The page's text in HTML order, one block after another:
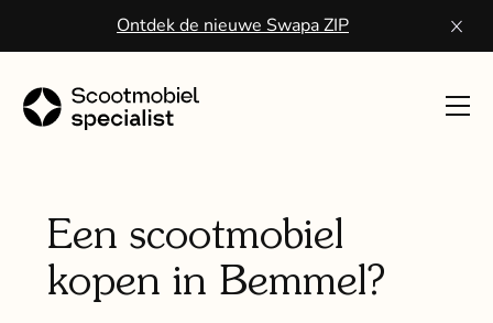
Ontdek de nieuwe Swapa ZIP
Een scootmobiel
kopen in Bemmel?